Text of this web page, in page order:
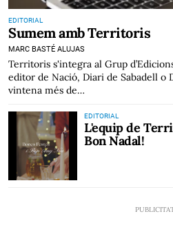
EDITORIAL
Sumem amb Territoris
MARC BASTÉ ALUJAS
Territoris s'integra al Grup
editor de Nació, Diari de Sabadell o
vintena més de…
EDITORIAL
L'equip de
Bon Nadal!